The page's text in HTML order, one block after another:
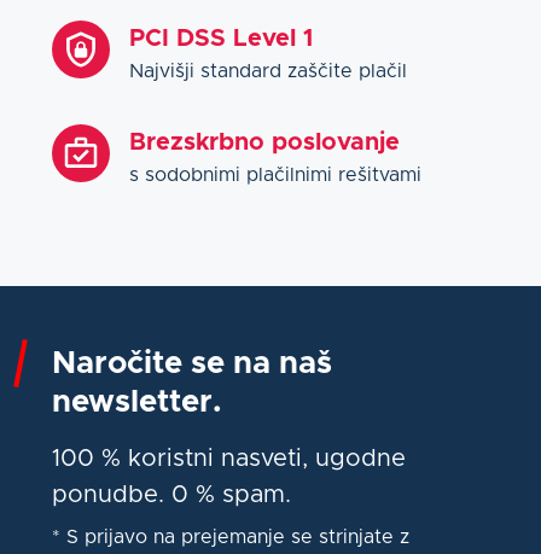
PCI DSS Level 1
Najvišji standard zaščite plačil
Brezskrbno poslovanje
s sodobnimi plačilnimi rešitvami
Naročite se na naš
newsletter.
100 % koristni nasveti, ugodne
ponudbe. 0 % spam.
* S prijavo na prejemanje se strinjate z